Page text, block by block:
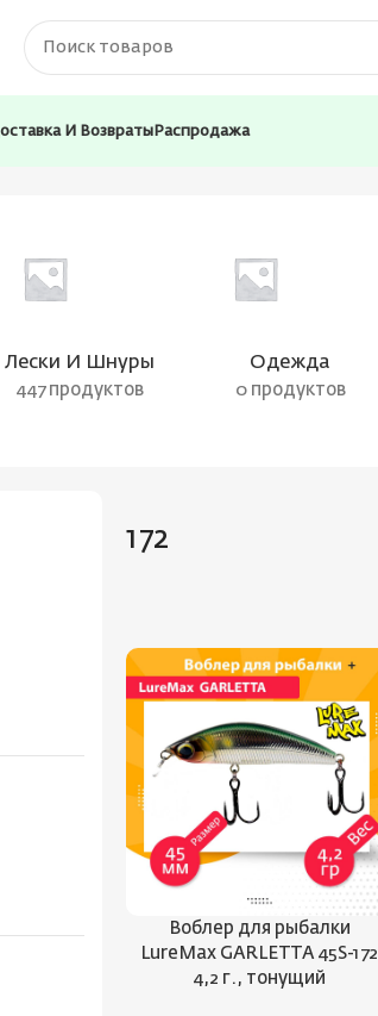
И Возвраты Распродажа
Лески И Шнуры
447 продуктов
Одежда
0 продуктов
172
Воблер для рыбалки
LureMax GARLETTA 45S-172
4,2 г., тонущий